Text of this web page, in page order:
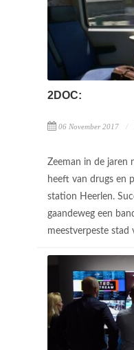
2DOC:
06 November 2017
Zeeman in de jaren
heeft van drugs en
station Heerlen.
gaandeweg een
meestverpeste stad